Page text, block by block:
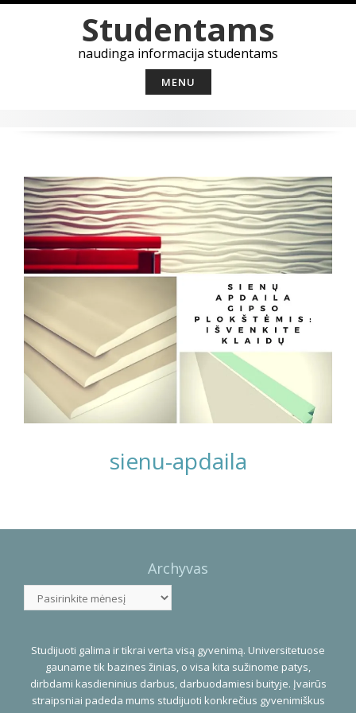
to
content
Studentams
naudinga informacija studentams
MENU
sienu-apdaila
Navigation
Archyvas
Studijuoti galima ir tikrai verta visą gyvenimą. Universitetuose
gauname tik bazines žinias, o visa kita sužinome patys,
dirbdami kasdieninius darbus, darbuodamiesi buityje. Įvairūs
straipsniai padeda mums studijuoti konkrečius gyvenimiškus